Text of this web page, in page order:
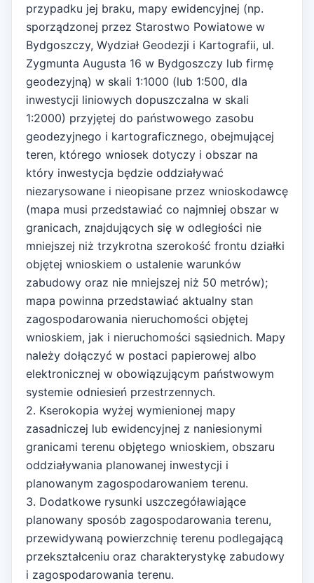
przypadku jej braku, mapy ewidencyjnej (np.
sporządzonej przez Starostwo Powiatowe w
Bydgoszczy, Wydział Geodezji i Kartografii, ul.
Zygmunta Augusta 16 w Bydgoszczy lub firmę
geodezyjną) w skali 1:1000 (lub 1:500, dla
inwestycji liniowych dopuszczalna w skali
1:2000) przyjętej do państwowego zasobu
geodezyjnego i kartograficznego, obejmującej
teren, którego wniosek dotyczy i obszar na
który inwestycja będzie oddziaływać
niezarysowane i nieopisane przez wnioskodawcę
(mapa musi przedstawiać co najmniej obszar w
granicach, znajdujących się w odległości nie
mniejszej niż trzykrotna szerokość frontu działki
objętej wnioskiem o ustalenie warunków
zabudowy oraz nie mniejszej niż 50 metrów);
mapa powinna przedstawiać aktualny stan
zagospodarowania nieruchomości objętej
wnioskiem, jak i nieruchomości sąsiednich. Mapy
należy dołączyć w postaci papierowej albo
elektronicznej w obowiązującym państwowym
systemie odniesień przestrzennych.
2. Kserokopia wyżej wymienionej mapy
zasadniczej lub ewidencyjnej z naniesionymi
granicami terenu objętego wnioskiem, obszaru
oddziaływania planowanej inwestycji i
planowanym zagospodarowaniem terenu.
3. Dodatkowe rysunki uszczegóławiające
planowany sposób zagospodarowania terenu,
przewidywaną powierzchnię terenu podlegającą
przekształceniu oraz charakterystykę zabudowy
i zagospodarowania terenu.